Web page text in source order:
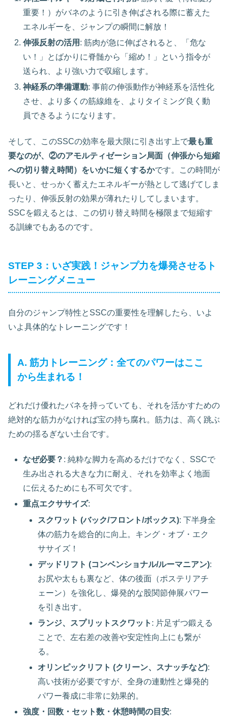
重要！）がバネのように引き伸ばされる際に蓄えた
エネルギーを、ジャンプの瞬間に解放！
伸張反射の活用 : 筋肉が急に伸ばされると、「危な
い！」とばかりに脊髄から「縮め！」という指令が
送られ、より強い力で収縮します。
神経系の準備運動: 事前の伸張動作が神経系を活性化
させ、より多くの筋線維を、よりタイミング良く動
員できるようになります。
そして、このSSCの効率を最大限に引き出す上で最も重
要なのが、②のアモルティゼーション局面（伸張から短縮
への切り替え時間）をいかに短くするかです。この時間が
長いと、せっかく蓄えたエネルギーが熱として逃げてしま
ったり、伸張反射の効果が薄れたりしてしまいます。
SSCを鍛えるとは、この切り替え時間を極限まで短縮す
る訓練でもあるのです。
STEP 3：いざ実践！ジャンプ力を爆発させるト
レーニングメニュー
自分のジャンプ特性とSSCの重要性を理解したら、いよ
いよ具体的なトレーニングです！
A. 筋力トレーニング：全てのパワーはここ
から生まれる！
どれだけ優れたバネを持っていても、それを活かすための
絶対的な筋力がなければ宝の持ち腐れ。筋力は、高く跳ぶ
ための揺るぎない土台です。
なぜ必要？ : 純粋な脚力を高めるだけでなく、SSCで
生み出される大きな力に耐え、それを効率よく地面
に伝えるためにも不可欠です。
重点エクササイズ:
スクワット (バック/フロント/ボックス): 下半身全
体の筋力を総合的に向上。キング・オブ・エク
ササイズ！
デッドリフト (コンベンショナル/ルーマニアン):
お尻や太もも裏など、体の後面（ポステリアチ
ェーン）を強化し、爆発的な股関節伸展パワー
を引き出す。
ランジ、スプリットスクワット : 片足ずつ鍛える
ことで、左右差の改善や安定性向上にも繋が
る。
オリンピックリフト (クリーン、スナッチなど):
高い技術が必要ですが、全身の連動性と爆発的
パワー養成に非常に効果的。
強度・回数・セット数・休憩時間の目安: